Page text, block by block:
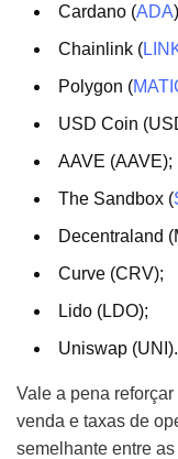
Cardano (ADA
Chainlink (
Polygon (
USD Coin
AAVE (AAVE);
The Sandbox (
Decentraland
Curve (CRV);
Lido (LDO);
Uniswap (UNI).
Vale a pena
venda e taxas de
semelhante entre